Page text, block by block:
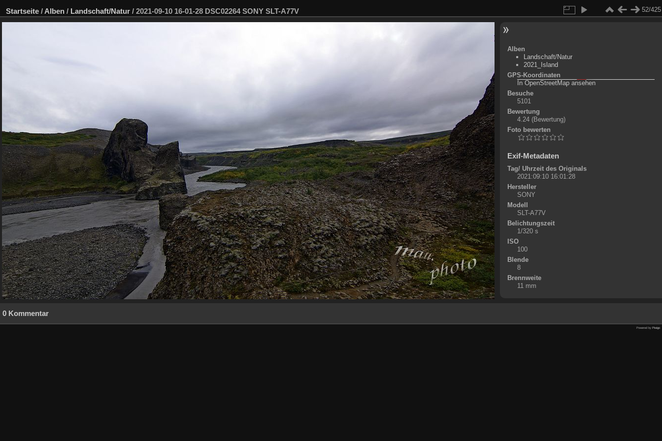
Startseite / Alben / Landschaft/Natur / 2021-09-10 16-01-28 DSC02264 SONY SLT-A77V 52/425
Alben
Landschaft/Natur
2021_Island
GPS-Koordinaten
+
-
©
In OpenStreetMap ansehen
Besuche
5101
Bewertung
4.24 (Bewertung)
Foto bewerten
Exif-Metadaten
Tag/ Uhrzeit des Originals
2021:09:10 16:01:28
Hersteller
SONY
Modell
SLT-A77V
Belichtungszeit
1/320 s
ISO
100
Blende
8
Brennweite
11 mm
0 Kommentar
Powered by Piwigo